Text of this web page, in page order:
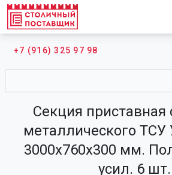
+7 (916) 325 97 98
Секция приставная
металлического ТСУ
3000х760х300 мм.
усил. 6 шт.